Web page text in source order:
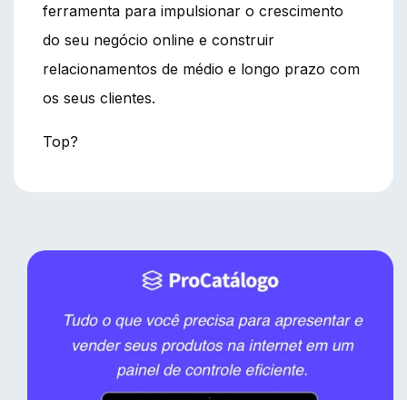
ferramenta para impulsionar o crescimento
do seu negócio online e construir
relacionamentos de médio e longo prazo com
os seus clientes.
Top?